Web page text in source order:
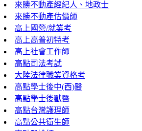
來勝不動產經紀人、地政士
來勝不動產估價師
高上國營/就業考
高上高普初特考
高上社會工作師
高點司法考試
大陸法律職業資格考
高點學士後中(西)醫
高點學士後獸醫
高點台灣護理師
高點公共衛生師